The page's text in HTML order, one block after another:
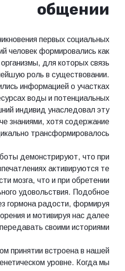
общении
первых социальных
человек формировались как
для которых связь
роль в существовании.
информацией о участках
воды и потенциальных
индивид унаследовал эту
знаниями, хотя содержание
трансформировалось.
демонстрируют, что при
активируются те
мозга, что и при обретении
удовольствия. Подобное
гормона радости, формируя
и мотивируя нас далее
передавать своими историями.
принятии встроена в нашей
уровне. Когда мы